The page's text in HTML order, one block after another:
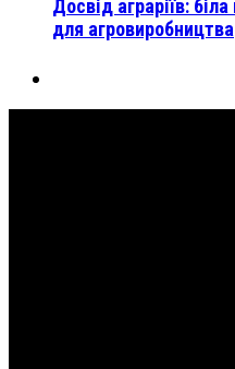
Досвід аграріїв:
для агровиробництва